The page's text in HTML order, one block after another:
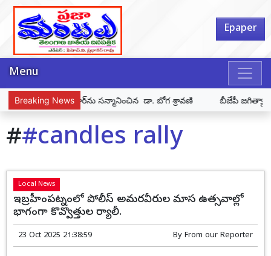
Epaper
Menu
Breaking News
కిరణ్ కుమార్‌ను సన్మానించిన డా. బోగ శ్రావణి బీజేపీ జగిత్యాల
##candles rally
Local News
ఇబ్రహీంపట్నంలో పోలీస్ అమరవీరుల మాస ఉత్సవాల్లో
భాగంగా కొవ్వొత్తుల ర్యాలీ.
23 Oct 2025 21:38:59 By From our Reporter